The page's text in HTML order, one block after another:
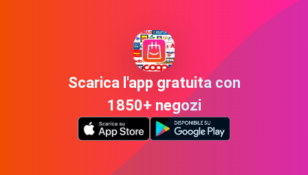
Scarica l'app gratuita con
1850+ negozi